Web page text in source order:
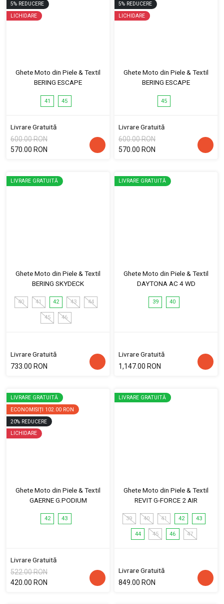
5% REDUCERE
LICHIDARE
Ghete Moto din Piele & Textil
BERING ESCAPE
41 45
Livrare Gratuită
600.00 RON
570.00 RON
5% REDUCERE
LICHIDARE
Ghete Moto din Piele & Textil
BERING ESCAPE
45
Livrare Gratuită
600.00 RON
570.00 RON
LIVRARE GRATUITĂ
Ghete Moto din Piele & Textil
BERING SKYDECK
40 41 42 43 44
45 46
Livrare Gratuită
733.00 RON
LIVRARE GRATUITĂ
Ghete Moto din Piele & Textil
DAYTONA AC 4 WD
39 40
Livrare Gratuită
1,147.00 RON
LIVRARE GRATUITĂ
ECONOMISIȚI 102.00 RON
20% REDUCERE
LICHIDARE
Ghete Moto din Piele & Textil
GAERNE G.PODIUM
42 43
Livrare Gratuită
522.00 RON
420.00 RON
LIVRARE GRATUITĂ
Ghete Moto din Piele & Textil
REVIT G-FORCE 2 AIR
39 40 41 42 43
44 45 46 47
Livrare Gratuită
849.00 RON